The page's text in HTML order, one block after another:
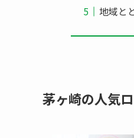
地域と
茅ヶ崎の人気